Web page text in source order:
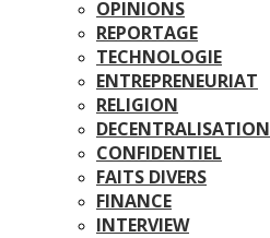
OPINIONS
REPORTAGE
TECHNOLOGIE
ENTREPRENEURIAT
RELIGION
DECENTRALISATION
CONFIDENTIEL
FAITS DIVERS
FINANCE
INTERVIEW